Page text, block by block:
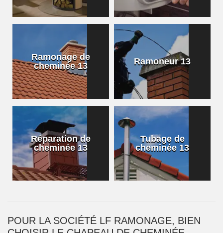
Ramonage de
cheminée 13
Ramoneur 13
Réparation de
cheminée 13
Tubage de
cheminée 13
POUR LA SOCIÉTÉ LF RAMONAGE, BIEN